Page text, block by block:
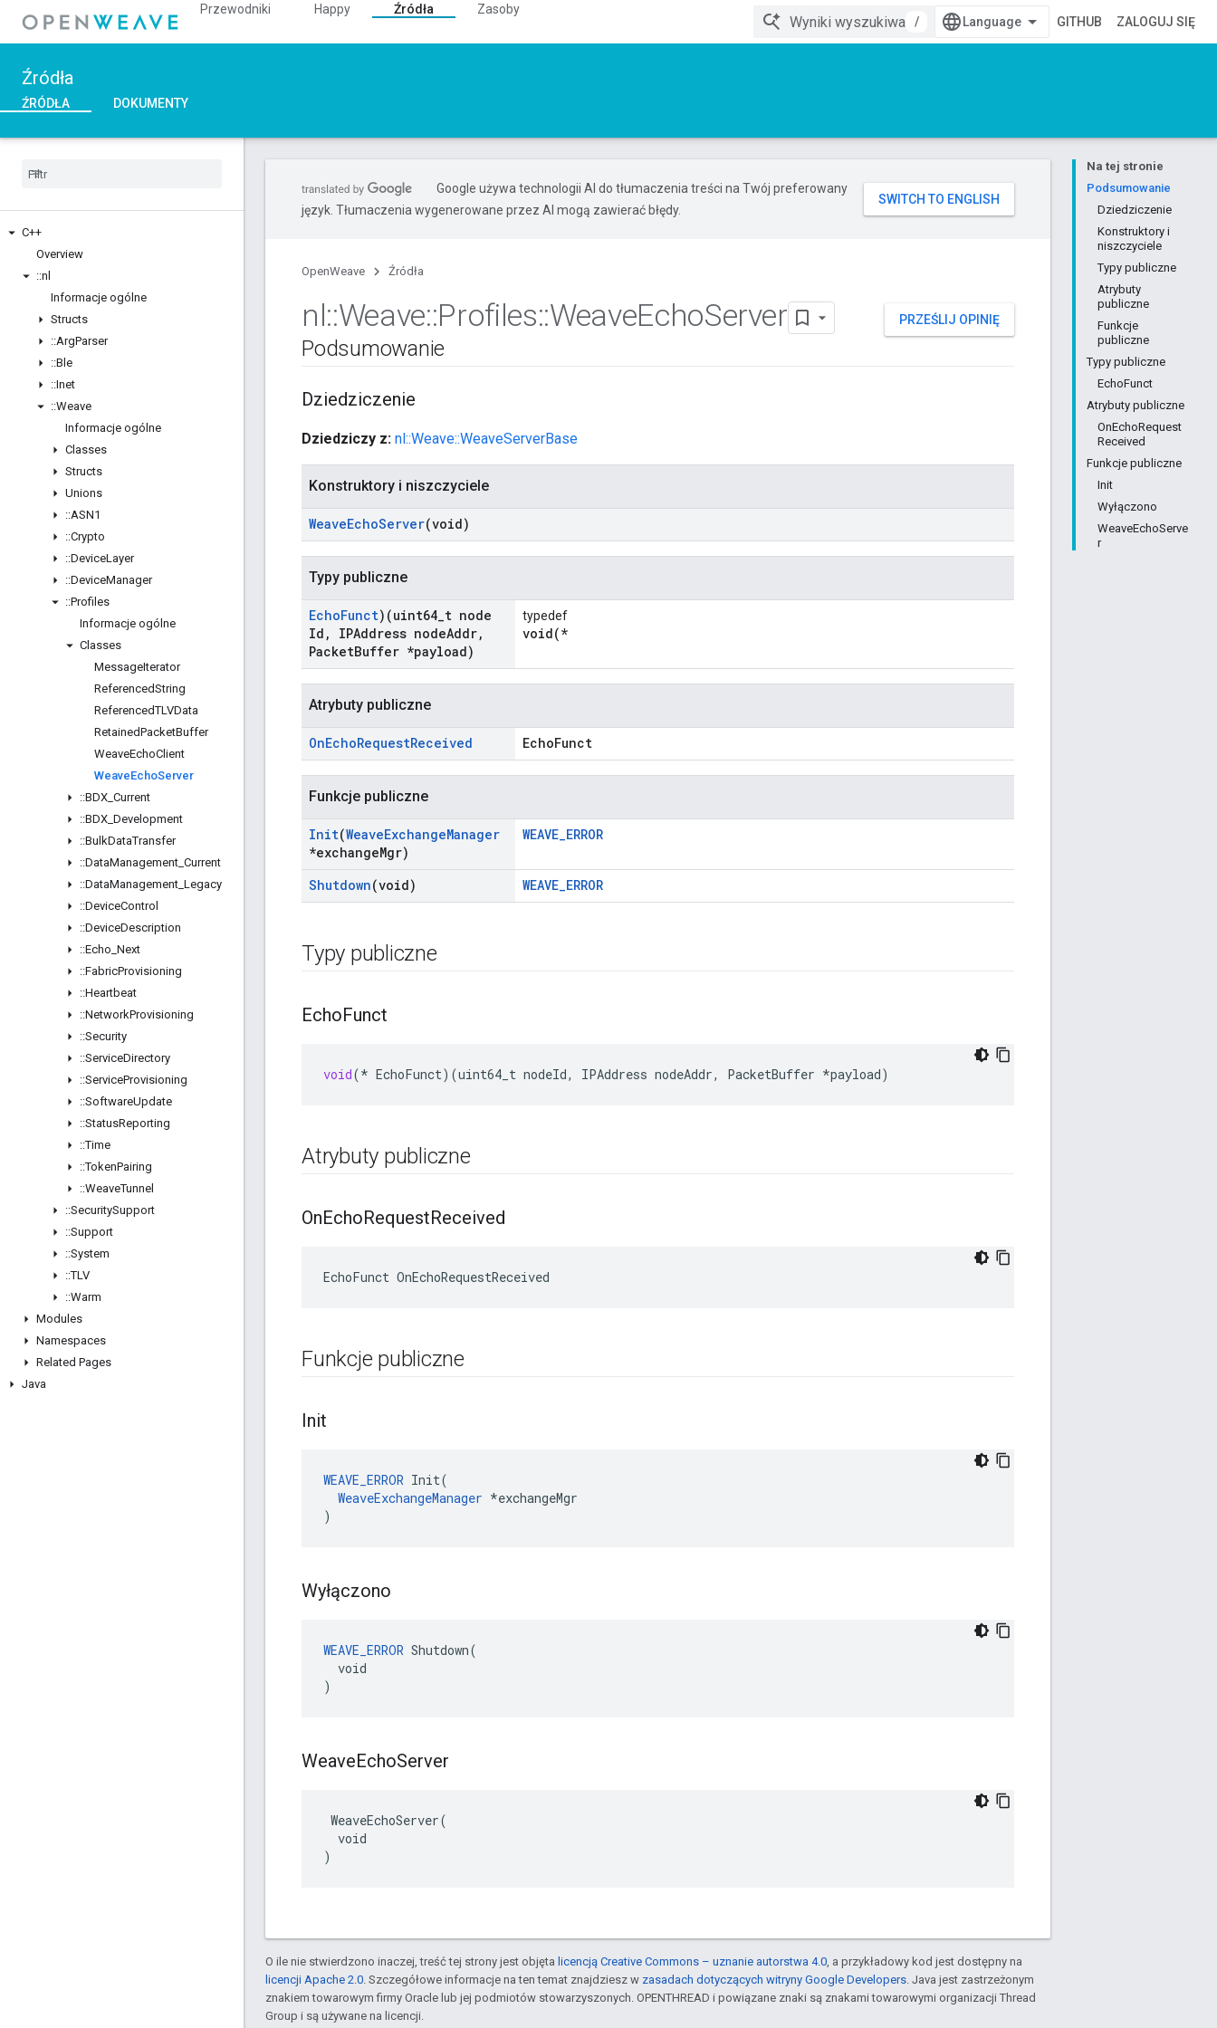
Przewodniki Happy Źródła
Zasoby
/
GITHUB ZALOGUJ SIĘ
Źródła
ŹRÓDŁA DOKUMENTY
C++
Overview
::nl
Informacje ogólne
Structs
::ArgParser
::Ble
::Inet
::Weave
Informacje ogólne
Classes
Structs
Unions
::ASN1
::Crypto
::DeviceLayer
::DeviceManager
::Profiles
Informacje ogólne
Classes
MessageIterator
ReferencedString
ReferencedTLVData
RetainedPacketBuffer
WeaveEchoClient
WeaveEchoServer
::BDX Current
::BDX Development
::BulkDataTransfer
::DataManagement Current
::DataManagement Legacy
::DeviceControl
::DeviceDescription
::Echo Next
::FabricProvisioning
::Heartbeat
::NetworkProvisioning
::Security
::ServiceDirectory
::ServiceProvisioning
::SoftwareUpdate
::StatusReporting
::Time
::TokenPairing
::WeaveTunnel
::SecuritySupport
::Support
::System
::TLV
::Warm
Modules
Namespaces
Related Pages
Java
Na tej stronie
Podsumowanie
Dziedziczenie
Konstruktory i
niszczyciele
Typy publiczne
Atrybuty
publiczne
Funkcje
publiczne
Typy publiczne
EchoFunct
Atrybuty publiczne
OnEchoRequest
Received
Funkcje publiczne
Init
Wyłączono
WeaveEchoServe
r
Google używa technologii AI do tłumaczenia treści na Twój preferowany
język. Tłumaczenia wygenerowane przez AI mogą zawierać błędy.
OpenWeave Źródła
PRZEŚLIJ OPINIĘ
nl::Weave::Profiles::WeaveEchoServer
Podsumowanie
Dziedziczenie
Dziedziczy z: nl::Weave::WeaveServerBase
Konstruktory i niszczyciele
WeaveEchoServer(void)
Typy publiczne
EchoFunct)(uint64 t node
Id , IPAddress nodeAddr,
PacketBuffer *payload)
typedef
void(*
Atrybuty publiczne
OnEchoRequestReceived EchoFunct
Funkcje publiczne
Init(WeaveExchangeManager
*exchangeMgr)
WEAVE_ERROR
Shutdown(void) WEAVE_ERROR
Typy publiczne
EchoFunct
void(* EchoFunct)(uint64_t nodeId, IPAddress nodeAddr, PacketBuffer *payload)
Atrybuty publiczne
OnEchoRequestReceived
EchoFunct OnEchoRequestReceived
Funkcje publiczne
Init
WEAVE_ERROR Init(
WeaveExchangeManager *exchangeMgr
)
Wyłączono
WEAVE_ERROR Shutdown(
  void
)
WeaveEchoServer
WeaveEchoServer(
  void
)
O ile nie stwierdzono inaczej, treść tej strony jest objęta licencją Creative Commons – uznanie autorstwa 4.0, a przykładowy kod jest dostępny na
licencji Apache 2.0. Szczegółowe informacje na ten temat znajdziesz w zasadach dotyczących witryny Google Developers. Java jest zastrzeżonym
znakiem towarowym firmy Oracle lub jej podmiotów stowarzyszonych. OPENTHREAD i powiązane znaki są znakami towarowymi organizacji Thread
Group i są używane na licencji.